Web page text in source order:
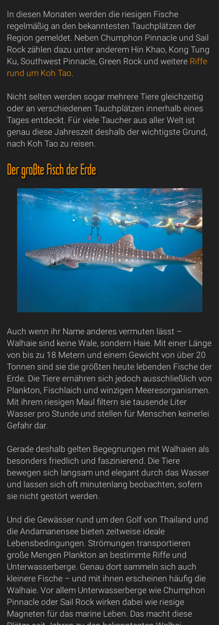
In diesen Monaten werden die riesigen Fische
regelmäßig an den bekanntesten Tauchplätzen der
Region gemeldet. Neben Chumphon Pinnacle und Sail
Rock zählen dazu unter anderem Hin Khao, Kong Tung
Ku, Southwest Pinnacle, Green Rock und weitere Riffe
rund um Koh Tao.
Nicht selten werden sogar mehrere Tiere gleichzeitig
oder an verschiedenen Tauchplätzen innerhalb eines
Tages entdeckt. Für viele Taucher aus aller Welt ist
genau diese Jahreszeit deshalb der wichtigste Grund,
nach Koh Tao zu reisen.
Der größte Fisch der Erde
Auch wenn ihr Name anderes vermuten lässt –
Walhaie sind keine Wale, sondern Haie. Mit einer Länge
von bis zu 18 Metern und einem Gewicht von über 20
Tonnen sind sie die größten heute lebenden Fische der
Erde. Die Tiere ernähren sich jedoch ausschließlich von
Plankton, Fischlaich und winzigen Meeresorganismen.
Mit ihrem riesigen Maul filtern sie tausende Liter
Wasser pro Stunde und stellen für Menschen keinerlei
Gefahr dar.
Gerade deshalb gelten Begegnungen mit Walhaien als
besonders friedlich und faszinierend. Die Tiere
bewegen sich langsam und elegant durch das Wasser
und lassen sich oft minutenlang beobachten, sofern
sie nicht gestört werden.
Und die Gewässer rund um den Golf von Thailand und
die Andamanensee bieten zeitweise ideale
Lebensbedingungen. Strömungen transportieren
große Mengen Plankton an bestimmte Riffe und
Unterwasserberge. Genau dort sammeln sich auch
kleinere Fische – und mit ihnen erscheinen häufig die
Walhaie. Vor allem Unterwasserberge wie Chumphon
Pinnacle oder Sail Rock wirken dabei wie riesige
Magneten für das marine Leben. Das macht diese